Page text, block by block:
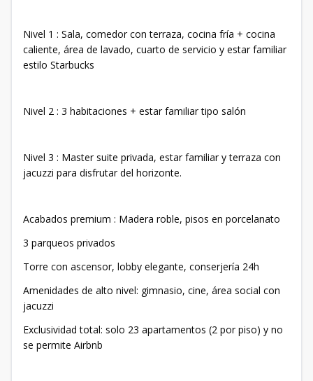
Nivel 1 : Sala, comedor con terraza, cocina fría + cocina
caliente, área de lavado, cuarto de servicio y estar familiar
estilo Starbucks
Nivel 2 : 3 habitaciones + estar familiar tipo salón
Nivel 3 : Master suite privada, estar familiar y terraza con
jacuzzi para disfrutar del horizonte.
Acabados premium : Madera roble, pisos en porcelanato
3 parqueos privados
Torre con ascensor, lobby elegante, conserjería 24h
Amenidades de alto nivel: gimnasio, cine, área social con
jacuzzi
Exclusividad total: solo 23 apartamentos (2 por piso) y no
se permite Airbnb